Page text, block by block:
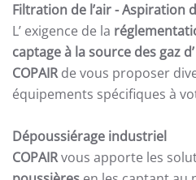
Filtration de l’air- Aspiration
L’ exigence de la
captage à la source des gaz
COPAIRde vous proposer
équipements spécifiques à
Dépoussiérage industriel
COPAIRvous apporte les